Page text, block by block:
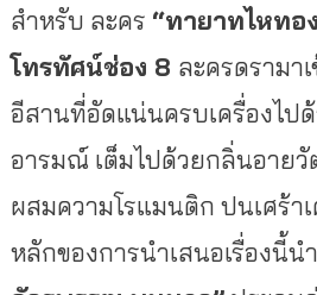
สำหรับ ละคร “ทายาทไหทอ
โทรทัศน์ช่อง 8 ละครดรามา
อีสานที่อัดแน่นครบเครื่องไป
อารมณ์ เต็มไปด้วยกลิ่นอาย
ผสมความโรแมนติก ปนเศร้า
หลักของการนำเสนอเรื่องนี้น